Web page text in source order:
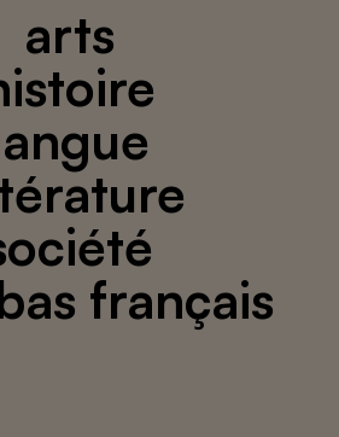
arts
français